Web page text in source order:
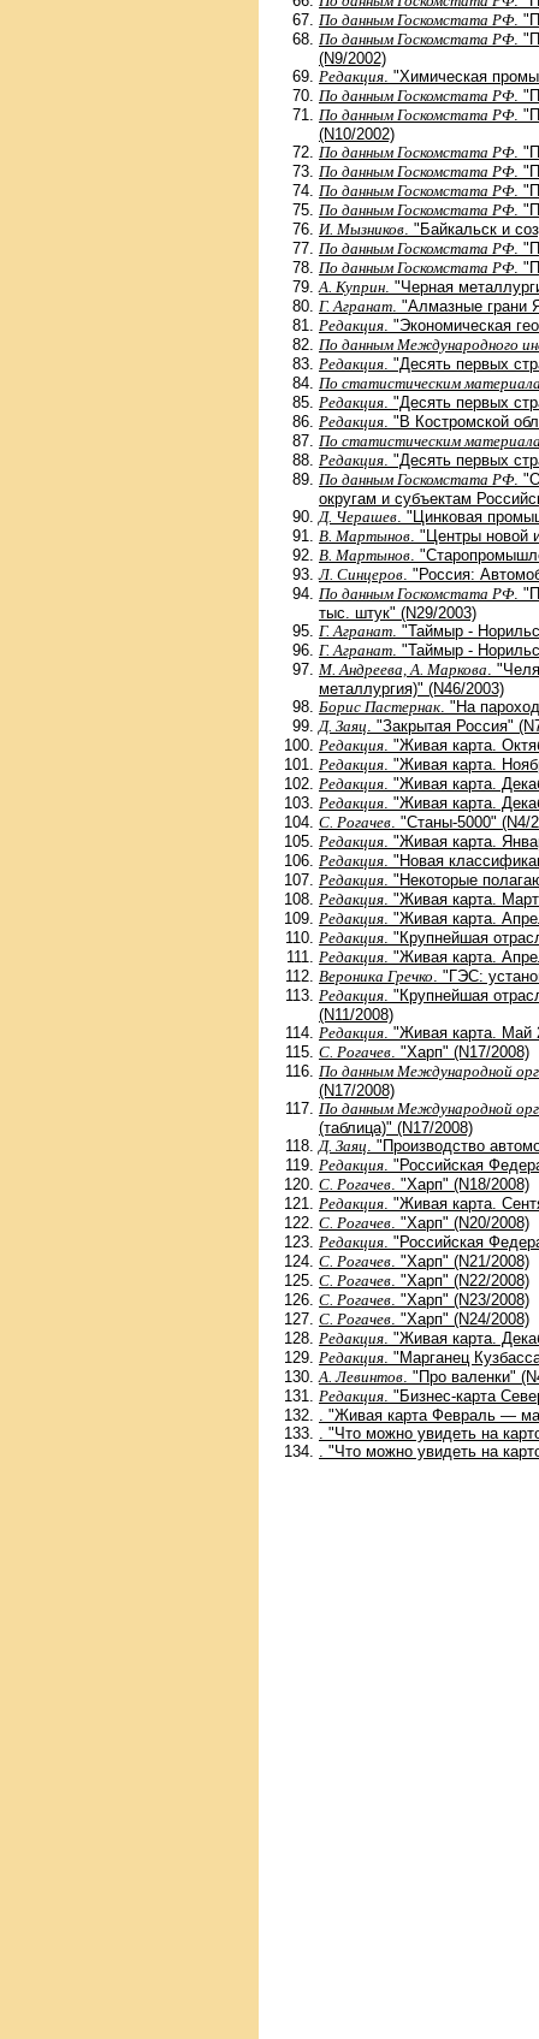
По данным Госкомстата РФ .
По данным Госкомстата РФ .
(N9/2002)
Редакция . "Химическая
По данным Госкомстата РФ .
По данным Госкомстата РФ .
(N10/2002)
По данным Госкомстата РФ .
По данным Госкомстата РФ .
По данным Госкомстата РФ .
По данным Госкомстата РФ .
И. Мызников . "Байкальск и
По данным Госкомстата РФ .
По данным Госкомстата РФ .
А. Куприн . "Черная
Г. Агранат . "Алмазные грани
Редакция . "Экономическая
По данным Международного
Редакция . "Десять первых
По статистическим
Редакция . "Десять первых
Редакция . "В Костромской
По статистическим
Редакция . "Десять первых
По данным Госкомстата РФ .
округам и субъектам
Д. Черашев . "Цинковая
В. Мартынов . "Центры новой
В. Мартынов .
Л. Синцеров . "Россия:
По данным Госкомстата РФ .
тыс. штук" (N29/2003)
Г. Агранат . "Таймыр -
Г. Агранат . "Таймыр -
М. Андреева, А. Маркова .
металлургия)" (N46/2003)
Борис Пастернак . "На
Д. Заяц . "Закрытая Россия"
Редакция . "Живая карта.
Редакция . "Живая карта.
Редакция . "Живая карта.
Редакция . "Живая карта.
С. Рогачев . "Станы-5000" (N4/
Редакция . "Живая карта.
Редакция . "Новая
Редакция . "Некоторые
Редакция . "Живая карта.
Редакция . "Живая карта.
Редакция . "Крупнейшая
Редакция . "Живая карта.
Вероника Гречко . "ГЭС:
Редакция . "Крупнейшая
(N11/2008)
Редакция . "Живая карта. Май
С. Рогачев . "Харп" (N17/2008)
По данным Международной
(N17/2008)
По данным Международной
(таблица)" (N17/2008)
Д. Заяц . "Производство
Редакция . "Российская
С. Рогачев . "Харп" (N18/2008)
Редакция . "Живая карта.
С. Рогачев . "Харп" (N20/2008)
Редакция . "Российская
С. Рогачев . "Харп" (N21/2008)
С. Рогачев . "Харп" (N22/2008)
С. Рогачев . "Харп" (N23/2008)
С. Рогачев . "Харп" (N24/2008)
Редакция . "Живая карта.
Редакция . "Марганец
А. Левинтов . "Про валенки"
Редакция . "Бизнес-карта
. "Живая карта Февраль —
. "Что можно увидеть на
. "Что можно увидеть на